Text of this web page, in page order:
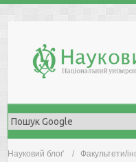
Науковий блоґ Факультети/